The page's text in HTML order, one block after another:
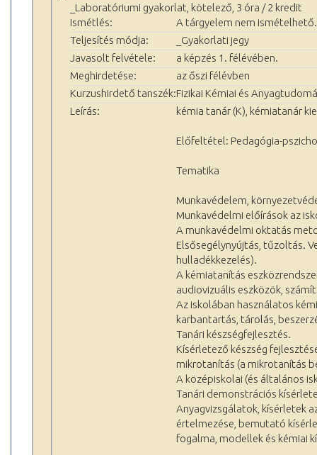
_Laboratóriumi gyakorlat, kötelező, 3 óra / 2 kredit
Ismétlés:
A tárgyelem nem ismételhető.
Teljesítés módja:
_Gyakorlati jegy
Javasolt felvétele:
a képzés 1. félévében.
Meghirdetése:
az őszi félévben
Kurzushirdető tanszék:Fizikai Kémiai és
Leírás:
kémia tanár (K), kémiatanár
Előfeltétel: Pedagógia-
Tematika
Munkavédelem,
Munkavédelmi előírások az
A munkavédelmi oktatás
Elsősegélynyújtás, tűzoltás.
hulladékkezelés).
A kémiatanítás
audiovizuális eszközök,
Az iskolában használatos
karbantartás, tárolás,
Tanári készségfejlesztés.
Kísérletező készség
mikrotanítás (a mikrotanítás
A középiskolai (és általános
Tanári demonstrációs
Anyagvizsgálatok, kísérletek
értelmezése, bemutató
fogalma, modellek és kémiai